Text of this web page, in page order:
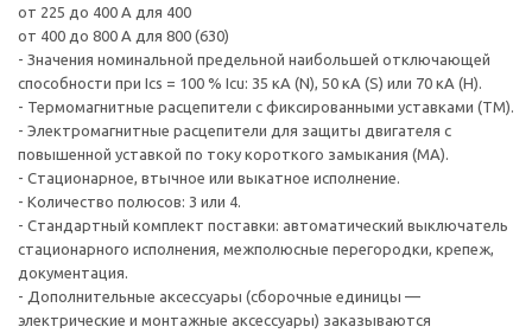
от 225 до 400 А для 400
от 400 до 800 А для 800 (630)
- Значения номинальной предельной наибольшей отключающей
способности при Ics = 100 % Icu: 35 кА (N), 50 кА (S) или 70 кА (H).
- Термомагнитные расцепители с фиксированными уставками (TM).
- Электромагнитные расцепители для защиты двигателя с
повышенной уставкой по току короткого замыкания (МА).
- Стационарное, втычное или выкатное исполнение.
- Количество полюсов: 3 или 4.
- Стандартный комплект поставки: автоматический выключатель
стационарного исполнения, межполюсные перегородки, крепеж,
документация.
- Дополнительные аксессуары (сборочные единицы —
электрические и монтажные аксессуары) заказываются